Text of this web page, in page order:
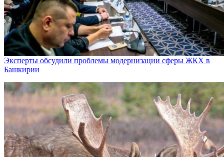
Эксперты обсудили проблемы модернизации сферы ЖКХ в
Башкирии